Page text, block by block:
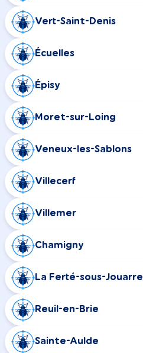
Vert-Saint-Denis
Écuelles
Épisy
Moret-sur-Loing
Veneux-les-Sablons
Villecerf
Villemer
Chamigny
La Ferté-sous-Jouarre
Reuil-en-Brie
Sainte-Aulde